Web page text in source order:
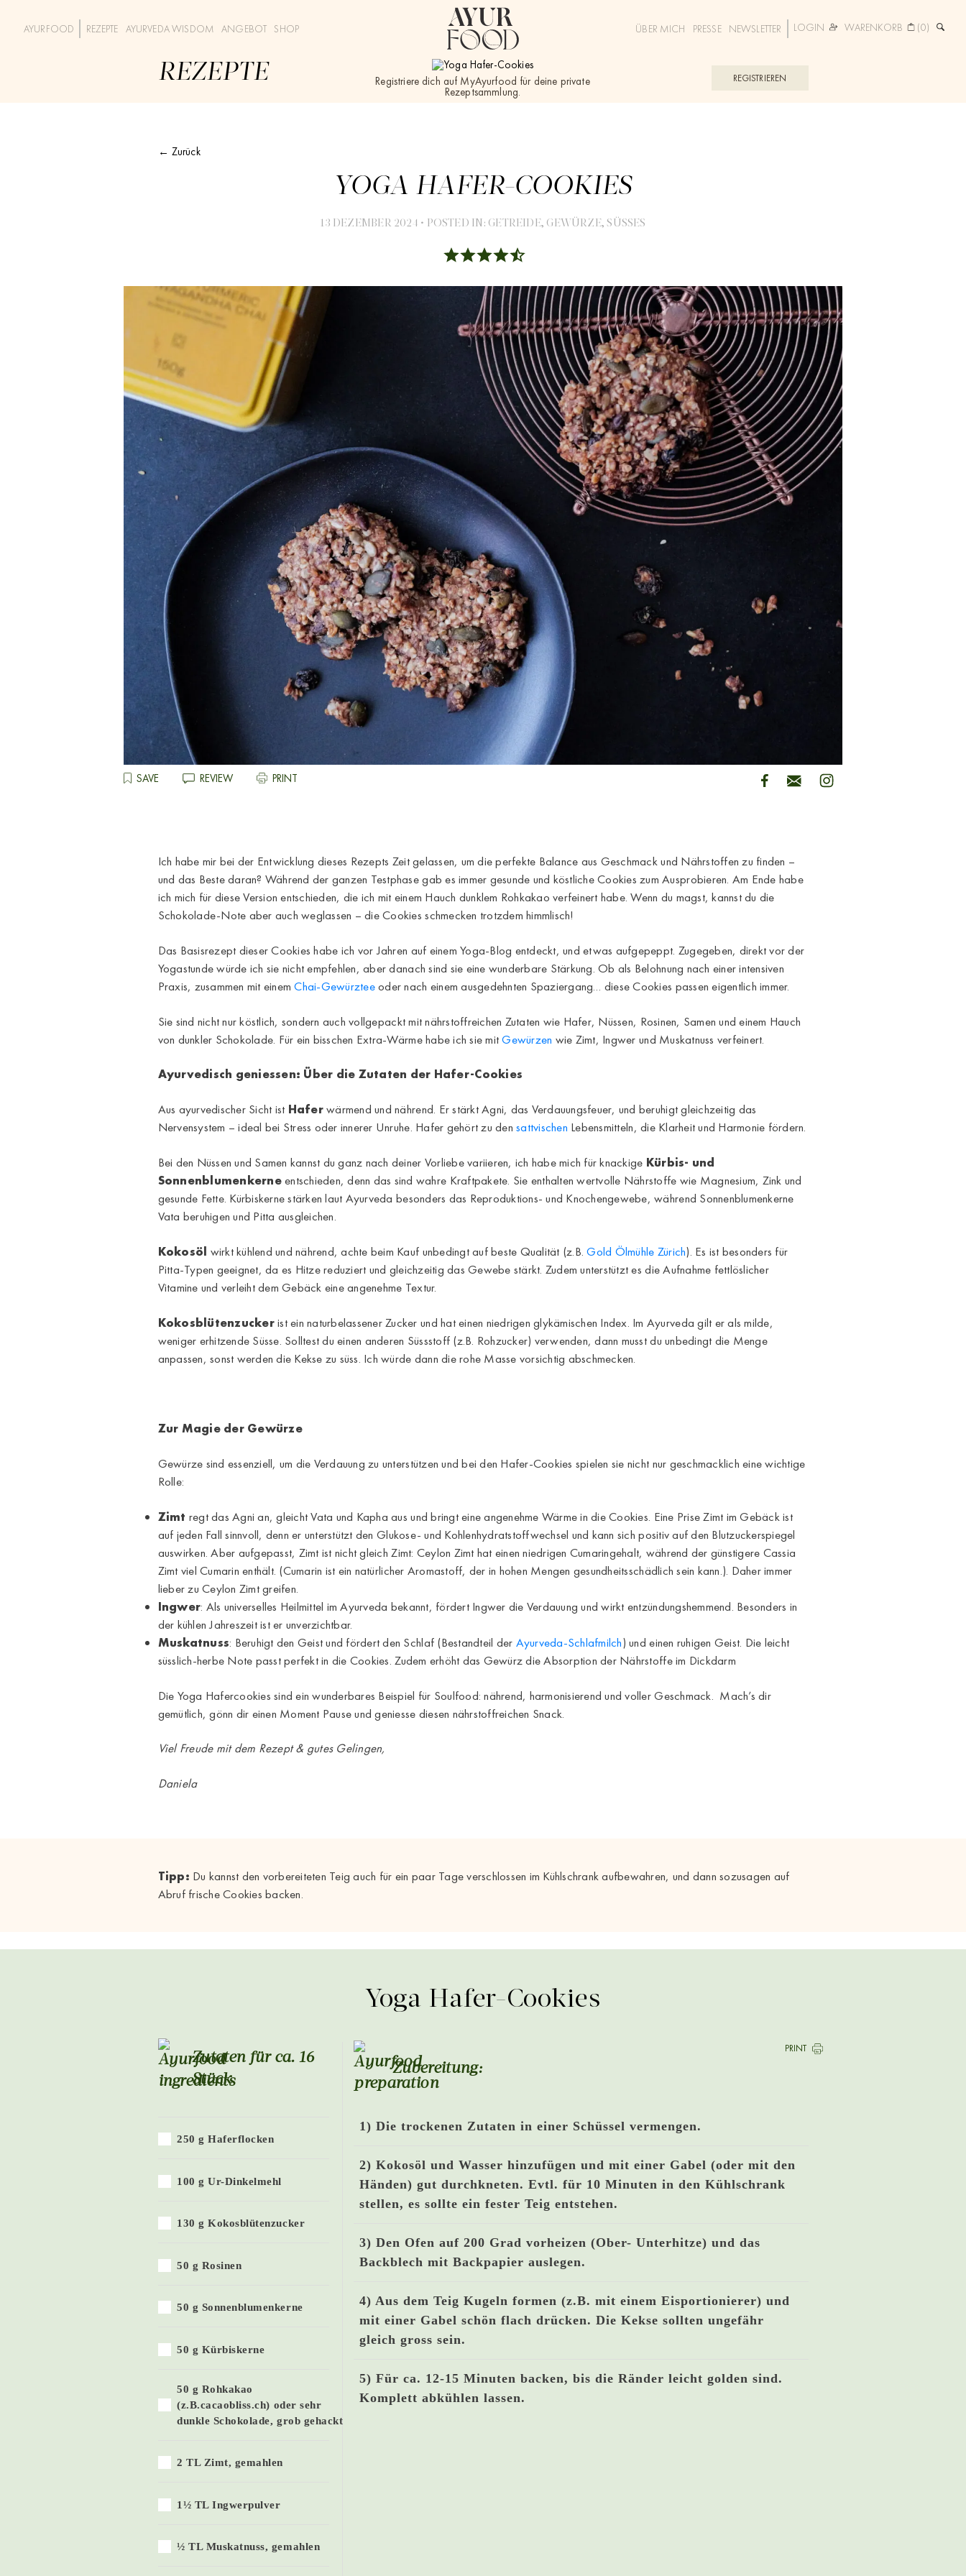
AYURFOOD REZEPTE AYURVEDA WISDOM ANGEBOT SHOP ÜBER MICH PRESSE NEWSLETTER LOGIN WARENKORB (0)
REZEPTE Registriere dich auf MyAyurfood für deine private
Rezeptsammlung.
REGISTRIEREN
← Zurück
YOGA HAFER-COOKIES
13 DEZEMBER 2024 • POSTED IN: GETREIDE, GEWÜRZE, SÜSSES
SAVE REVIEW PRINT
Ich habe mir bei der Entwicklung dieses Rezepts Zeit gelassen, um die perfekte Balance aus Geschmack und Nährstoffen zu finden –
und das Beste daran? Während der ganzen Testphase gab es immer gesunde und köstliche Cookies zum Ausprobieren. Am Ende habe
ich mich für diese Version entschieden, die ich mit einem Hauch dunklem Rohkakao verfeinert habe. Wenn du magst, kannst du die
Schokolade-Note aber auch weglassen – die Cookies schmecken trotzdem himmlisch!
Das Basisrezept dieser Cookies habe ich vor Jahren auf einem Yoga-Blog entdeckt, und etwas aufgepeppt. Zugegeben, direkt vor der
Yogastunde würde ich sie nicht empfehlen, aber danach sind sie eine wunderbare Stärkung. Ob als Belohnung nach einer intensiven
Praxis, zusammen mit einemChai-Gewürzteeoder nach einem ausgedehnten Spaziergang… diese Cookies passen eigentlich immer.
Sie sind nicht nur köstlich, sondern auch vollgepackt mit nährstoffreichen Zutaten wie Hafer, Nüssen, Rosinen, Samen und einem Hauch
von dunkler Schokolade. Für ein bisschen Extra-Wärme habe ich sie mitGewürzen wie Zimt, Ingwer und Muskatnuss verfeinert.
Ayurvedisch geniessen: Über die Zutaten der Hafer-Cookies
Aus ayurvedischer Sicht ist Haferwärmend und nährend. Er stärkt Agni, das Verdauungsfeuer, und beruhigt gleichzeitig das
Nervensystem – ideal bei Stress oder innerer Unruhe. Hafer gehört zu densattvischen Lebensmitteln, die Klarheit und Harmonie fördern.
Bei den Nüssen und Samen kannst du ganz nach deiner Vorliebe variieren, ich habe mich für knackige Kürbis- und
Sonnenblumenkerneentschieden, denn das sind wahre Kraftpakete. Sie enthalten wertvolle Nährstoffe wie Magnesium, Zink und
gesunde Fette. Kürbiskerne stärken laut Ayurveda besonders das Reproduktions- und Knochengewebe, während Sonnenblumenkerne
Vata beruhigen und Pitta ausgleichen.
Kokosöl wirkt kühlend und nährend, achte beim Kauf unbedingt auf beste Qualität (z.B.Gold Ölmühle Zürich). Es ist besonders für
Pitta-Typen geeignet, da es Hitze reduziert und gleichzeitig das Gewebe stärkt. Zudem unterstützt es die Aufnahme fettlöslicher
Vitamine und verleiht dem Gebäck eine angenehme Textur.
Kokosblütenzuckerist ein naturbelassener Zucker und hat einen niedrigen glykämischen Index. Im Ayurveda gilt er als milde,
weniger erhitzende Süsse. Solltest du einen anderen Süssstoff (z.B. Rohzucker) verwenden, dann musst du unbedingt die Menge
anpassen, sonst werden die Kekse zu süss. Ich würde dann die rohe Masse vorsichtig abschmecken.
Zur Magie der Gewürze
Gewürze sind essenziell, um die Verdauung zu unterstützen und bei den Hafer-Cookies spielen sie nicht nur geschmacklich eine wichtige
Rolle:
Zimt regt das Agni an, gleicht Vata und Kapha aus und bringt eine angenehme Wärme in die Cookies. Eine Prise Zimt im Gebäck ist
auf jeden Fall sinnvoll, denn er unterstützt den Glukose- und Kohlenhydratstoffwechsel und kann sich positiv auf den Blutzuckerspiegel
auswirken. Aber aufgepasst, Zimt ist nicht gleich Zimt: Ceylon Zimt hat einen niedrigen Cumaringehalt, während der günstigere Cassia
Zimt viel Cumarin enthält. (Cumarin ist ein natürlicher Aromastoff, der in hohen Mengen gesundheitsschädlich sein kann.). Daher immer
lieber zu Ceylon Zimt greifen.
Ingwer: Als universelles Heilmittel im Ayurveda bekannt, fördert Ingwer die Verdauung und wirkt entzündungshemmend. Besonders in
der kühlen Jahreszeit ist er unverzichtbar.
Muskatnuss: Beruhigt den Geist und fördert den Schlaf (Bestandteil der Ayurveda-Schlafmilch) und einen ruhigen Geist. Die leicht
süsslich-herbe Note passt perfekt in die Cookies. Zudem erhöht das Gewürz die Absorption der Nährstoffe im Dickdarm
Die Yoga Hafercookies sind ein wunderbares Beispiel für Soulfood: nährend, harmonisierend und voller Geschmack. Mach’s dir
gemütlich, gönn dir einen Moment Pause und geniesse diesen nährstoffreichen Snack.
Viel Freude mit dem Rezept & gutes Gelingen,
Daniela
Tipp: Du kannst den vorbereiteten Teig auch für ein paar Tage verschlossen im Kühlschrank aufbewahren, und dann sozusagen auf
Abruf frische Cookies backen.
Yoga Hafer-Cookies
PRINT
Zutaten für ca. 16
Stück
250 g Haferflocken
100 g Ur-Dinkelmehl
130 g Kokosblütenzucker
50 g Rosinen
50 g Sonnenblumenkerne
50 g Kürbiskerne
50 g Rohkakao
(z.B.cacaobliss.ch) oder sehr
dunkle Schokolade, grob gehackt
2 TL Zimt, gemahlen
1½ TL Ingwerpulver
½ TL Muskatnuss, gemahlen
Zubereitung:
1) Die trockenen Zutaten in einer Schüssel vermengen.
2) Kokosöl und Wasser hinzufügen und mit einer Gabel (oder mit den
Händen) gut durchkneten. Evtl. für 10 Minuten in den Kühlschrank
stellen, es sollte ein fester Teig entstehen.
3) Den Ofen auf 200 Grad vorheizen (Ober- Unterhitze) und das
Backblech mit Backpapier auslegen.
4) Aus dem Teig Kugeln formen (z.B. mit einem Eisportionierer) und
mit einer Gabel schön flach drücken. Die Kekse sollten ungefähr
gleich gross sein.
5) Für ca. 12-15 Minuten backen, bis die Ränder leicht golden sind.
Komplett abkühlen lassen.